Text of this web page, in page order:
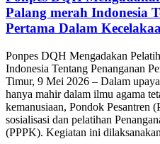
Ponpes DQH Mengadakan
Timur, 9 Mei 2026 – Dalam upaya
hanya mahir dalam ilmu agama
kemanusiaan, Pondok Pesantren
sosialisasi dan pelatihan
(PPPK). Kegiatan ini
LAZ Kunci Kebaikan